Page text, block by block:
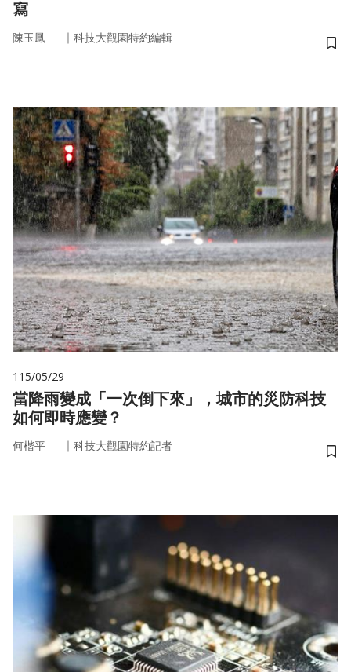
寫
陳玉鳳 ｜ 科技大觀園特約編輯
儲
115/05/29
當降雨變成「一次倒下來」，城市的災防科技
如何即時應變？
何楷平 ｜ 科技大觀園特約記者
儲